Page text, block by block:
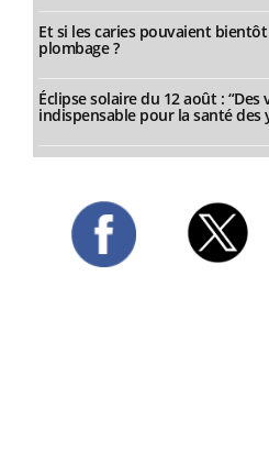
Et si les caries pouvaient
plombage ?
Éclipse solaire du 12 août : “Des
indispensable pour la santé des